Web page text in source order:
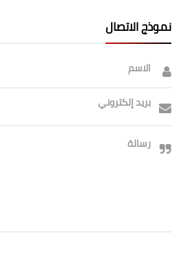
نموذج الاتصال
الاسم
بريد إلكتروني
رسالة